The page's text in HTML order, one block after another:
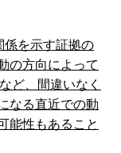
係を示す証拠の
の方向によって
ど、間違いなく
なる直近での動
能性もあること